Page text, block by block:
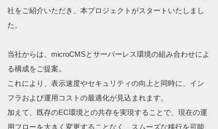
社をご紹介いただき、本プロジェクトがスタートいたしまし
た。
当社からは、microCMSとサーバーレス環境の組み合わせによ
る構成をご提案。
これにより、表示速度やセキュリティの向上と同時に、イン
フラおよび運用コストの最適化が見込まれます。
加えて、既存のEC環境との共存を実現することで、現在の運
用フローを大きく変更することなく、スムーズな移行を可能